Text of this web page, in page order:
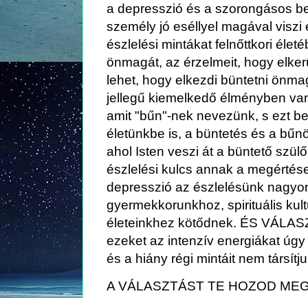
a depresszió és a szorongásos
személy jó eséllyel magával viszi
észlelési mintákat felnőttkori
önmagát, az érzelmeit, hogy
lehet, hogy elkezdi büntetni
jellegű kiemelkedő élményben
amit "bűn"-nek nevezünk, s ezt
életünkbe is, a büntetés és a
ahol Isten veszi át a büntető
észlelési kulcs annak a
depresszió az észlelésünk
gyermekkorunkhoz, spirituális
életeinkhez kötődnek. ÉS
ezeket az intenzív energiákat
és a hiány régi mintáit nem
A VÁLASZTÁST TE HOZOD